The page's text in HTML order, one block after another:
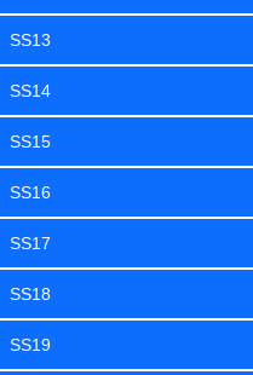
SS13
SS14
SS15
SS16
SS17
SS18
SS19